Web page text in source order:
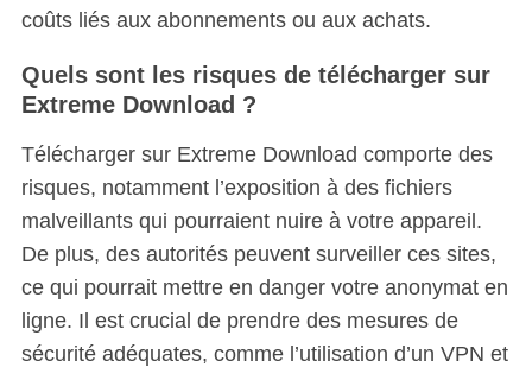
coûts liés aux abonnements ou aux achats.
Quels sont les risques de télécharger sur
Extreme Download ?
Télécharger sur Extreme Download comporte des
risques, notamment l’exposition à des fichiers
malveillants qui pourraient nuire à votre appareil.
De plus, des autorités peuvent surveiller ces sites,
ce qui pourrait mettre en danger votre anonymat en
ligne. Il est crucial de prendre des mesures de
sécurité adéquates, comme l’utilisation d’un VPN et